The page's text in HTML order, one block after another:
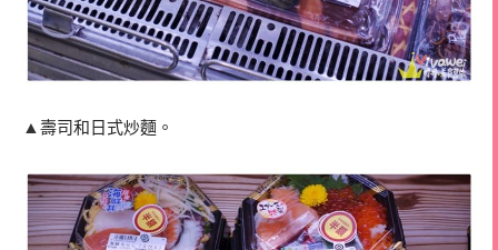
▲壽司和日式炒麵。